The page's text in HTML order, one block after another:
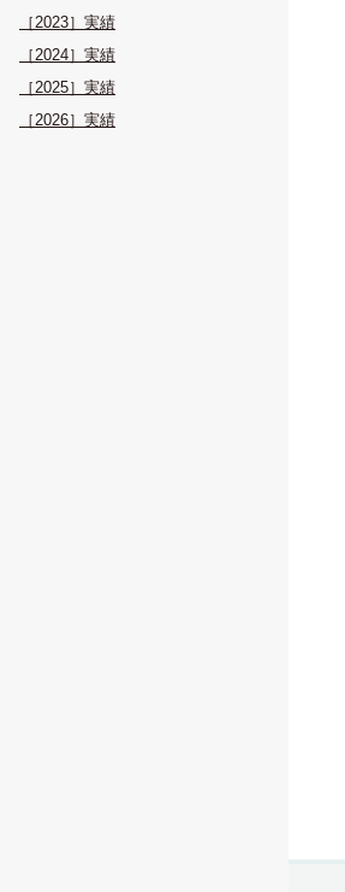
［2023］実績
［2024］実績
［2025］実績
［2026］実績